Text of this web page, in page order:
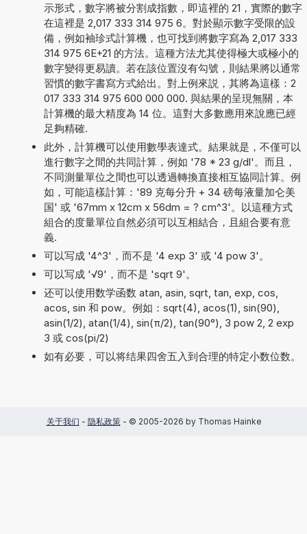
示形式，數字將被分割成指數，即這裡的 21，實際的數字
在這裡是 2,017 333 314 975 6。對於顯示數字受限的設
備，例如袖珍式計算機，也可找到將數字寫為 2,017 333
314 975 6E+21 的方法。這種方法尤其使得極大或極小的
數字變得更易讀。若在該位置沒有勾號，則結果將以通常
習慣的數字書寫方式給出。對上例來説，其將為這樣：2
017 333 314 975 600 000 000. 與結果的呈現無關，本
計算機的最大精度為 14 位。這對大多數應用來說應已經
足夠精確.
此外，計算機可以使用數學表達式。結果就是，不僅可以
進行數字之間的共同計算，例如 '78 * 23 g/dl'。而且，
不同測量單位之間也可以透過轉換直接相互協同計算。例
如，可能這樣計算：'89 克每分升 + 34 磅每液量加仑美
国' 或 '67mm x 12cm x 56dm = ? cm^3'。以這種方式
組合的度量單位自然必須可以互相結合，且組合要有意
義.
可以写成 '4^3'，而不是 '4 exp 3' 或 '4 pow 3'。
可以写成 '√9'，而不是 'sqrt 9'。
还可以使用数学函数 atan, asin, sqrt, tan, exp, cos,
acos, sin 和 pow。例如：sqrt(4), acos(1), sin(90),
asin(1/2), atan(1/4), sin(π/2), tan(90°), 3 pow 2, 2 exp
3 或 cos(pi/2)
如有必要，可以将结果四舍五入到合理的特定小数位数。
关于我们 - 隐私政策- © 2005-2026 by Thomas Hainke